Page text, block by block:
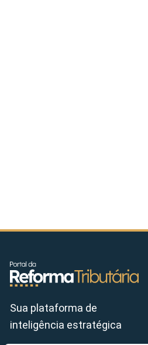
Sua plataforma de
inteligência estratégica